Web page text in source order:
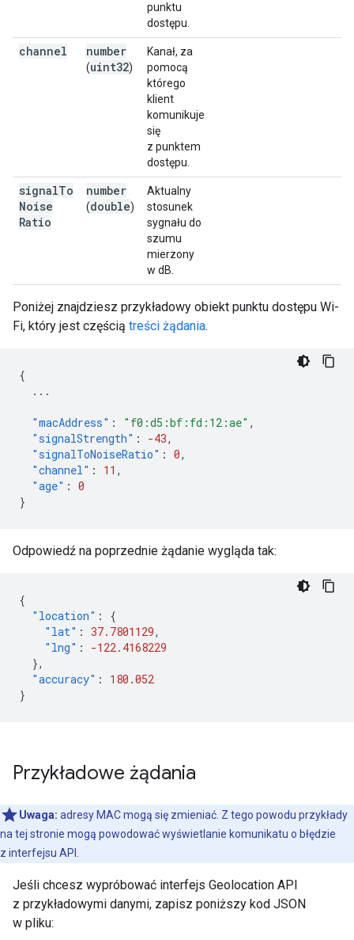
punktu
dostępu.
channel number
(uint32)
Kanał, za
pomocą
którego
klient
komunikuje
się
z punktem
dostępu.
signalTo
Noise
Ratio
number
(double)
Aktualny
stosunek
sygnału do
szumu
mierzony
w dB.
Poniżej znajdziesz przykładowy obiekt punktu dostępu Wi-
Fi, który jest częścią treści żądania.
{
...
"macAddress" : "f0:d5:bf:fd:12:ae" ,
"signalStrength" : -43,
"signalToNoiseRatio" : 0,
"channel" : 11 ,
"age" : 0
}
Odpowiedź na poprzednie żądanie wygląda tak:
{
"location" :
{
"lat" : 37.7801129,
"lng" :
-122.4168229
},
"accuracy" :
180.052
}
Przykładowe żądania
Uwaga: adresy MAC mogą się zmieniać. Z tego powodu przykłady
na tej stronie mogą powodować wyświetlanie komunikatu o błędzie
z interfejsu API.
Jeśli chcesz wypróbować interfejs Geolocation API
z przykładowymi danymi, zapisz poniższy kod JSON
w pliku: